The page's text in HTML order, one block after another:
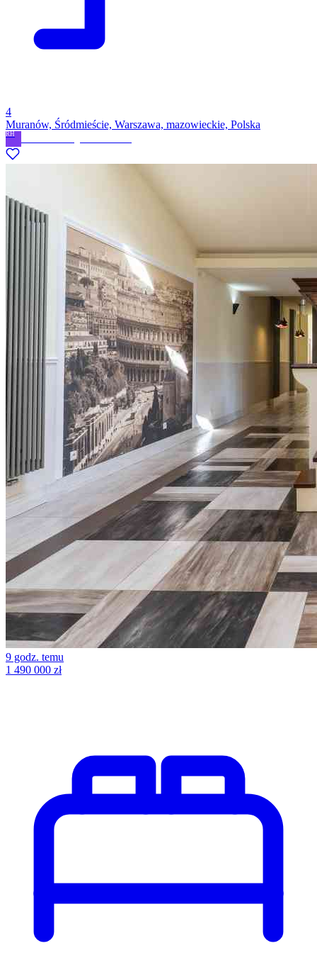
4
Muranów, Śródmieście, Warszawa, mazowieckie, Polska
RH
9 godz. temu
1 490 000 zł